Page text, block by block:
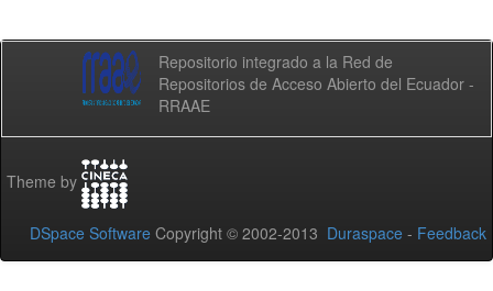
Repositorio integrado a la Red de
Repositorios de Acceso Abierto del Ecuador -
RRAAE
Theme by
DSpace Software Copyright © 2002-2013 Duraspace - Feedback